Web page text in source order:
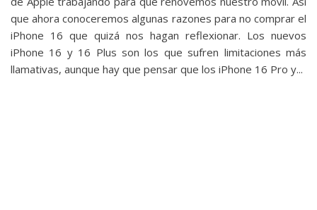
que ahora conoceremos algunas razones para no comprar el
iPhone 16 que quizá nos hagan reflexionar. Los nuevos
iPhone 16 y 16 Plus son los que sufren limitaciones más
llamativas, aunque hay que pensar que los iPhone 16 Pro y...